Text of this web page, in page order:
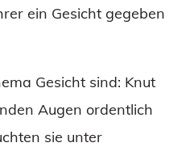
ein Gesicht gegeben
Gesicht sind: Knut
Augen ordentlich
sie unter